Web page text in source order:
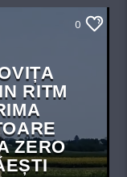
0
RITM
ZERO